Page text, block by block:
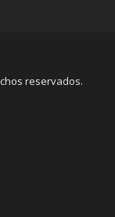
reservados.